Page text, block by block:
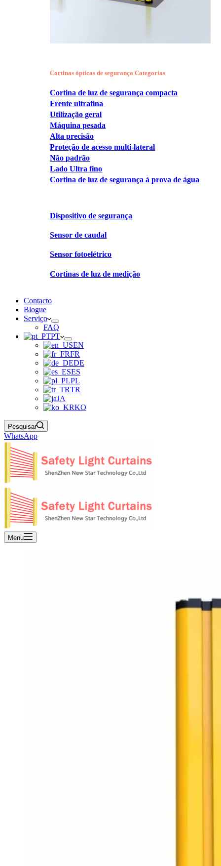
Cortinas ópticas de segurança Categorias
Cortina de luz de segurança compacta
Frente ultrafina
Utilização geral
Máquina pesada
Alta precisão
Proteção de acesso multi-lateral
Não padrão
Lado Ultra fino
Cortina de luz de segurança à prova de água
Dispositivo de segurança
Sensor de caudal
Sensor fotoelétrico
Cortinas de luz de medição
Contacto
Blogue
Serviço
FAQ
PT
EN
FR
DE
ES
PL
TR
JA
KO
Pesquisar
WhatsApp
Menu